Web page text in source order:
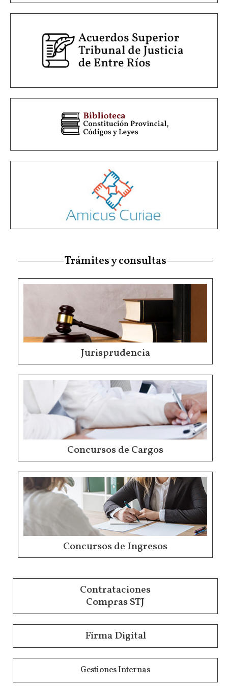
Trámites y consultas
Jurisprudencia
Concursos de Cargos
Concursos de Ingresos
Contrataciones
Compras STJ
Firma Digital
Gestiones Internas